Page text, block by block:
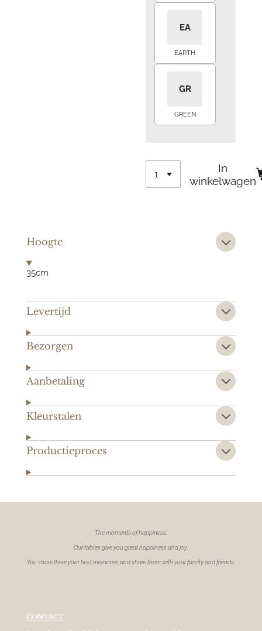
EA
EARTH
GR
GREEN
In
winkelwagen
Hoogte
35cm
Levertijd
Bezorgen
Aanbetaling
Kleurstalen
Productieproces
The moments ofhappiness.
Our tables give you great happiness and joy.
You share there your best memories and share them with your family and friends.
CONTACT